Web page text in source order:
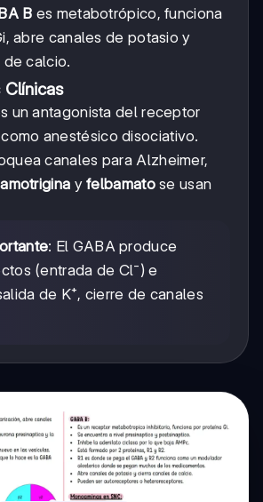
B es metabotrópico, funciona
abre canales de potasio y
de calcio.
Clínicas
un antagonista del receptor
anestésico disociativo.
canales para Alzheimer,
yfelbamatose usan
: El GABA produce
(entrada de Cl⁻) e
de K⁺, cierre de canales